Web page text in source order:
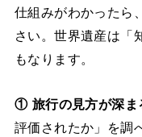
仕組みがわかったら
さい。世界遺産は「
もなります。
① 旅行の見方が深ま
評価されたか」を調